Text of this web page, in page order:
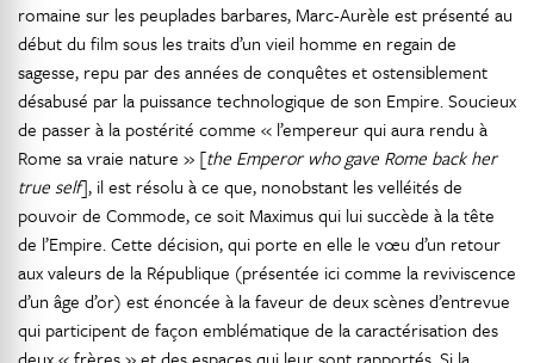
romaine sur les peuplades barbares, Marc-Aurèle est présenté au
début du film sous les traits d’un vieil homme en regain de
sagesse, repu par des années de conquêtes et ostensiblement
désabusé par la puissance technologique de son Empire. Soucieux
de passer à la postérité comme « l’empereur qui aura rendu à
Rome sa vraie nature » [the Emperor who gave Rome back her
true self], il est résolu à ce que, nonobstant les velléités de
pouvoir de Commode, ce soit Maximus qui lui succède à la tête
de l’Empire. Cette décision, qui porte en elle le vœu d’un retour
aux valeurs de la République (présentée ici comme la reviviscence
d’un âge d’or) est énoncée à la faveur de deux scènes d’entrevue
qui participent de façon emblématique de la caractérisation des